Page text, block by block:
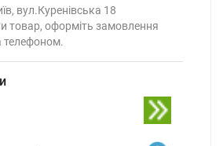
вул.Куренівська 18
товар, оформіть замовлення
телефоном.